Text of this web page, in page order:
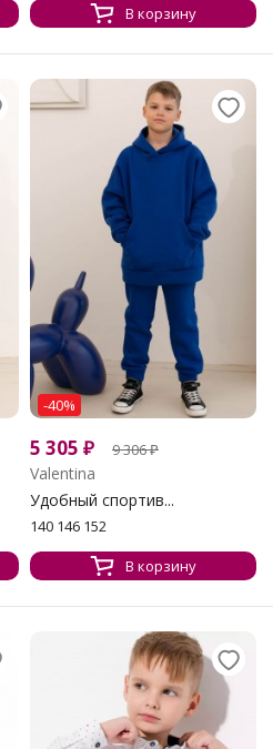
В корзину
-40%
5 305 ₽ 9 306₽
Valentina
Удобный спортив...
140 146 152
В корзину